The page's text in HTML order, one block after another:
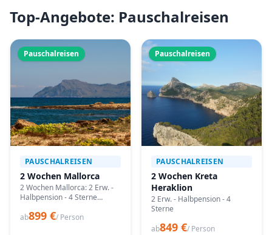
Top-Angebote: Pauschalreisen
Pauschalreisen
PAUSCHALREISEN
2 Wochen Mallorca
2 Wochen Mallorca: 2 Erw. -
Halbpension - 4 Sterne
passende Termine prüfen
ab899 €/ Person
Pauschalreisen
PAUSCHALREISEN
2 Wochen Kreta
Heraklion
2 Erw. - Halbpension - 4
Sterne
ab849 €/ Person